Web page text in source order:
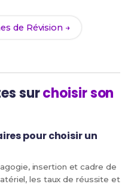
de Révision →
surchoisir son
pour choisir un
insertion et cadre de
les taux de réussite et